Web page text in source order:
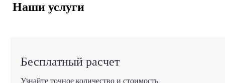
Наши услуги
Бесплатный расчет
Узнайте точное количество и стоимость